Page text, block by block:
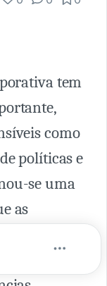
tem
como
políticas e
se uma
as
além